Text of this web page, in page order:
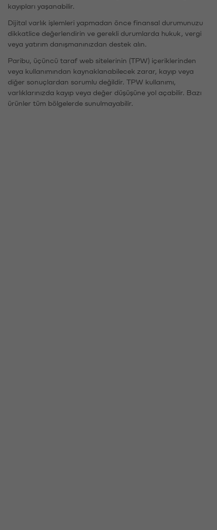
kayıpları yaşanabilir.
Dijital varlık işlemleri yapmadan önce finansal durumunuzu
dikkatlice değerlendirin ve gerekli durumlarda hukuk, vergi
veya yatırım danışmanınızdan destek alın.
Paribu, üçüncü taraf web sitelerinin (TPW) içeriklerinden
veya kullanımından kaynaklanabilecek zarar, kayıp veya
diğer sonuçlardan sorumlu değildir. TPW kullanımı,
varlıklarınızda kayıp veya değer düşüşüne yol açabilir. Bazı
ürünler tüm bölgelerde sunulmayabilir.